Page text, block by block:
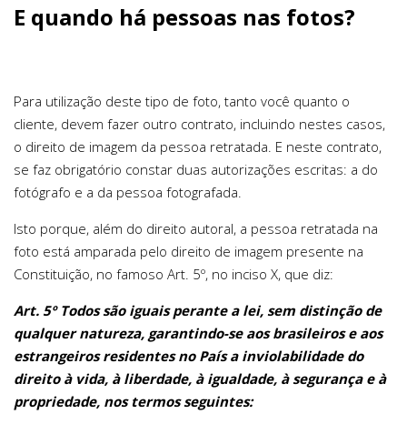
E quando há pessoas nas fotos?
Para utilização deste tipo de foto, tanto você quanto o
cliente, devem fazer outro contrato, incluindo nestes casos,
o direito de imagem da pessoa retratada. E neste contrato,
se faz obrigatório constar duas autorizações escritas: a do
fotógrafo e a da pessoa fotografada.
Isto porque, além do direito autoral, a pessoa retratada na
foto está amparada pelo direito de imagem presente na
Constituição, no famoso Art. 5º, no inciso X, que diz:
Art. 5º Todos são iguais perante a lei, sem distinção de
qualquer natureza, garantindo-se aos brasileiros e aos
estrangeiros residentes no País a inviolabilidade do
direito à vida, à liberdade, à igualdade, à segurança e à
propriedade, nos termos seguintes: